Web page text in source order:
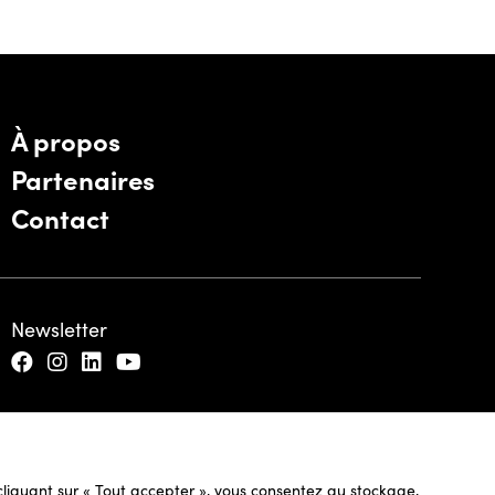
sur « Tout accepter », vous consentez au stockage,
À propos
Partenaires
Contact
Newsletter